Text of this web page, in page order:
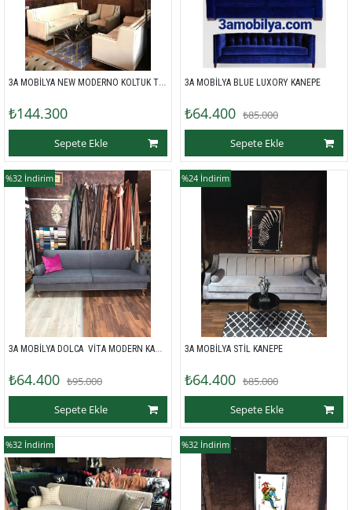
3A MOBİLYA NEW MODERNO KOLTUK TAKIMI
₺144.300
Sepete Ekle
3A MOBİLYA BLUE LUXORY KANEPE
₺64.400 ₺85.000
Sepete Ekle
3A MOBİLYA DOLCA  VİTA MODERN KANEPE
₺64.400 ₺95.000
Sepete Ekle
%32 İndirim
3A MOBİLYA STİL KANEPE
₺64.400 ₺85.000
Sepete Ekle
%24 İndirim
%32 İndirim %32 İndirim